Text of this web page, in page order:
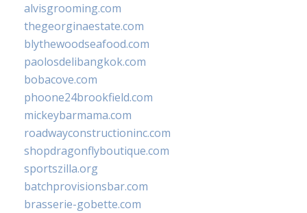
alvisgrooming.com
thegeorginaestate.com
blythewoodseafood.com
paolosdelibangkok.com
bobacove.com
phoone24brookfield.com
mickeybarmama.com
roadwayconstructioninc.com
shopdragonflyboutique.com
sportszilla.org
batchprovisionsbar.com
brasserie-gobette.com